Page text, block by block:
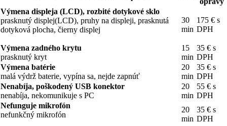
Výmena displeja (LCD), rozbité dotykové sklo
prasknutý displej(LCD), pruhy na displeji, prasknutá
dotyková plocha, čierny displej
30
min
175 € s
DPH
Výmena zadného krytu
prasknutý kryt
15
min
35 € s
DPH
Výmena batérie
malá výdrž baterie, vypína sa, nejde zapnúť
20
min
35 € s
DPH
Nenabíja, poškodený USB konektor
nenabíja, nekomunikuje s PC
20
min
55 € s
DPH
Nefunguje mikrofón
nefunkčný mikrofón
20
min
35 € s
DPH